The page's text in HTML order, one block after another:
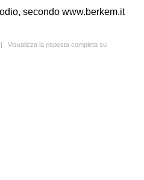
secondo www.berkem.it
Visualizza la risposta completa su